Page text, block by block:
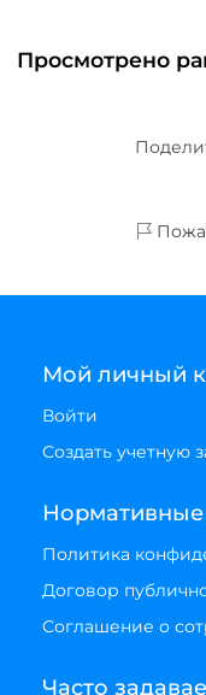
Просмотрено
Мой личный
Войти
Создать учетную
Политика
Договор
Соглашение о
Часто